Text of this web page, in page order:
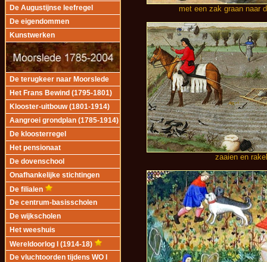
De Augustijnse leefregel
De eigendommen
Kunstwerken
De terugkeer naar Moorslede
Het Frans Bewind (1795-1801)
Klooster-uitbouw (1801-1914)
Aangroei grondplan (1785-1914)
De kloosterregel
Het pensionaat
De dovenschool
Onafhankelijke stichtingen
De filialen
De centrum-basisscholen
De wijkscholen
Het weeshuis
Wereldoorlog I (1914-18)
De vluchtoorden tijdens WO I
met een zak graan naar
zaaien en